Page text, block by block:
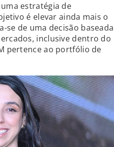
estratégia de
é elevar ainda mais o
se de uma decisão baseada
inclusive dentro do
pertence ao portfólio de